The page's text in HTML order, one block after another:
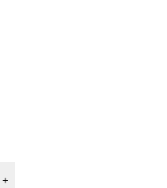
+